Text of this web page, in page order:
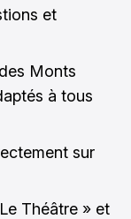
et
des Monts
à tous
sur
Théâtre » et